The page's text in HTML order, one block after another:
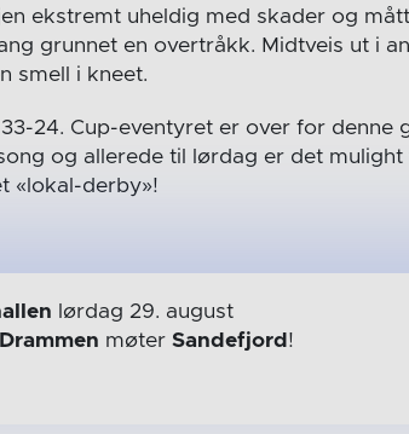
ekstremt uheldig med skader og
grunnet en overtråkk. Midtveis ut i
smell i kneet.
24. Cup-eventyret er over for denne
og allerede til lørdag er det
«lokal-derby»!
lørdag 29. august
Drammen møter Sandefjord !